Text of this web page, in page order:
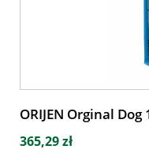
ORIJEN Orginal Dog
365,29 zł